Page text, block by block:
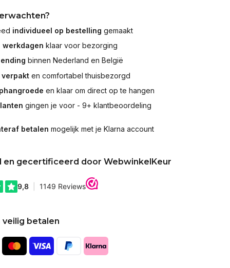
individueel op bestelling gemaakt
werkdagen klaar voor bezorging
binnen Nederland en België
en comfortabel thuisbezorgd
en klaar om direct op te hangen
gingen je voor - 9+ klantbeoordeling
betalen mogelijk met je Klarna account
en gecertificeerd door WebwinkelKeur
veilig betalen